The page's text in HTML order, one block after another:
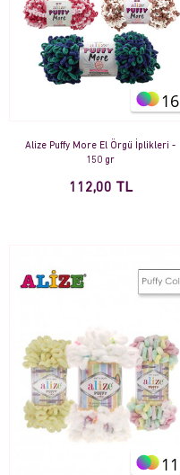
16
Alize Puffy More El Örgü İplikleri -
150 gr
112,00 TL
11